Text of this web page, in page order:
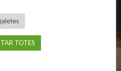
INFORMACIONS
TOTES